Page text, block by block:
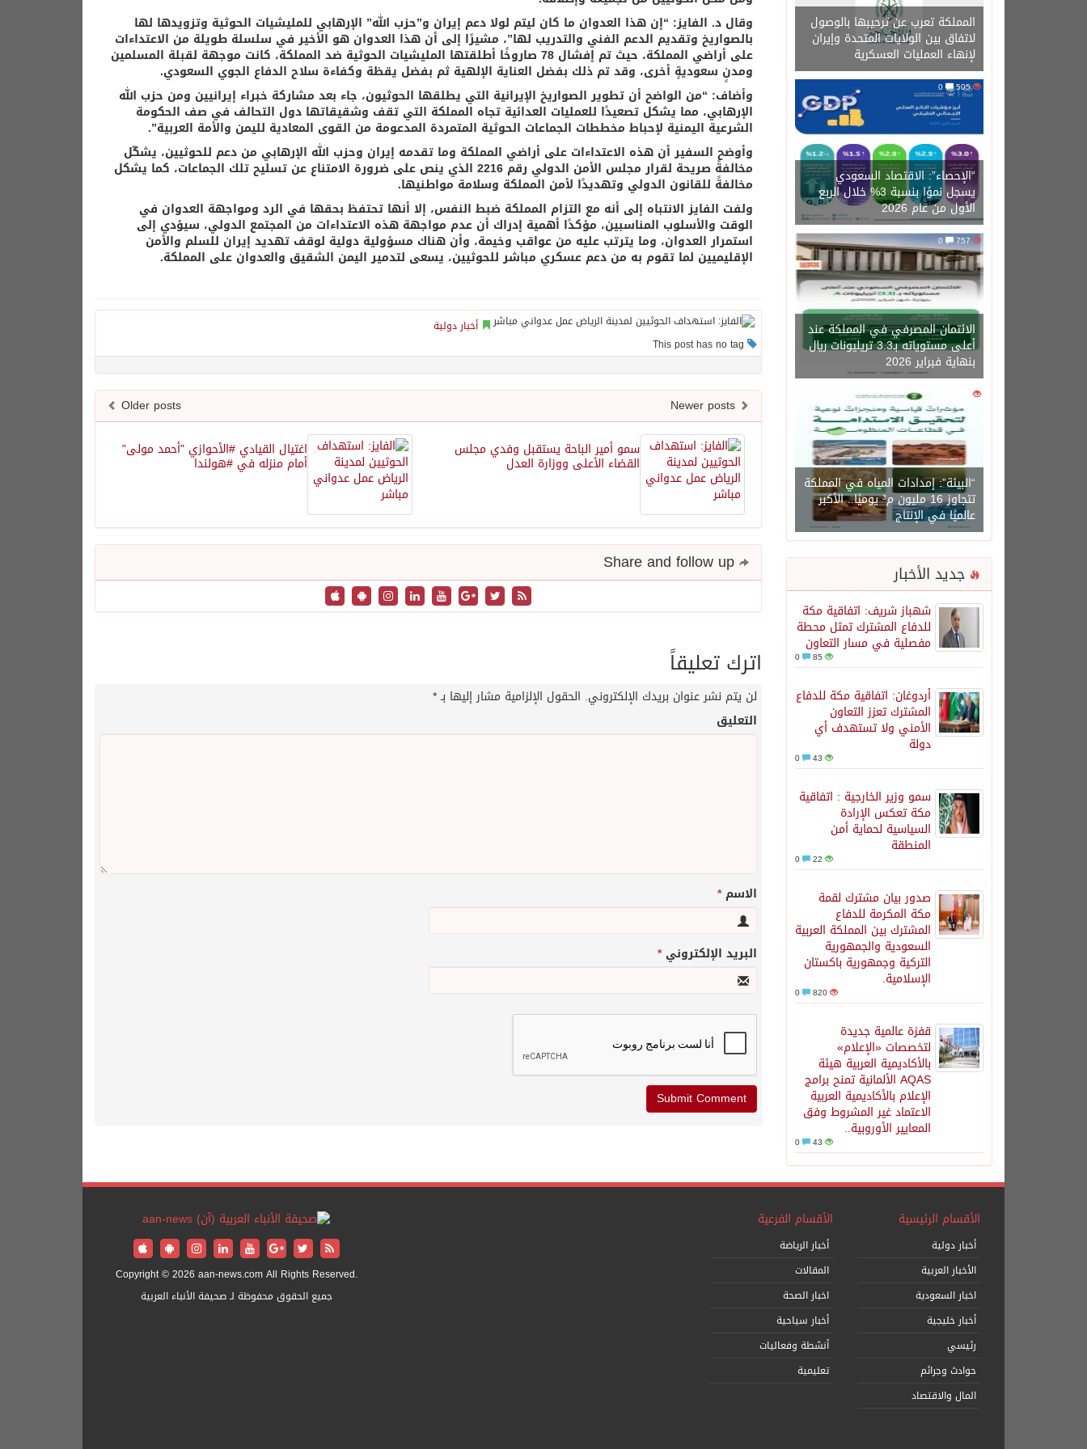
المملكة تعرب عن ترحيبها بالوصول
لاتفاق بين الولايات المتحدة وإيران
لإنهاء العمليات العسكرية
505
“الإحصاء”: الاقتصاد السعودي
يسجل نموًا بنسبة 3% خلال الربع
الأول من عام 2026
757
0
الائتمان المصرفي في المملكة عند
أعلى مستوياته بـ3.3 تريليونات ريال
بنهاية فبراير 2026
1471
“البيئة”: إمدادات المياه في المملكة
تتجاوز 16 مليون م³ يوميًا.. الأكبر
عالميًا في الإنتاج
جديد الأخبار
شهباز شريف: اتفاقية مكة
للدفاع المشترك تمثل محطة
مفصلية في مسار التعاون
85
أردوغان: اتفاقية مكة للدفاع
المشترك تعزز التعاون
الأمني ولا تستهدف أي
دولة
43
سمو وزير الخارجية : اتفاقية
مكة تعكس الإرادة
السياسية لحماية أمن
المنطقة
22
صدور بيان مشترك لقمة
مكة المكرمة للدفاع
المشترك بين المملكة العربية
السعودية والجمهورية
التركية وجمهورية باكستان
الإسلامية.
820
قفزة عالمية جديدة
لتخصصات «الإعلام»
بالأكاديمية العربية هيئة
AQAS الألمانية تمنح برامج
الإعلام بالأكاديمية العربية
الاعتماد غير المشروط وفق
المعايير الأوروبية..
43
وقال د. الفايز: “إن هذا العدوان ما كان ليتم لولا دعم إيران و”حزب الله” الإرهابي للمليشيات الحوثية وتزويدها لها
بالصواريخ وتقديم الدعم الفني والتدريب لها”، مشيرًا إلى أن هذا العدوان هو الأخير في سلسلة طويلة من الاعتداءات
على أراضي المملكة، حيث تم إفشال 78 صاروخًا أطلقتها المليشيات الحوثية ضد المملكة، كانت موجهة لقبلة المسلمين
ومدنٍ سعوديةٍ أخرى، وقد تم ذلك بفضل العناية الإلهية ثم بفضل يقظة وكفاءة سلاح الدفاع الجوي السعودي.
وأضاف: “من الواضح أن تطوير الصواريخ الإيرانية التي يطلقها الحوثيون، جاء بعد مشاركة خبراء إيرانيين ومن حزب الله
الإرهابي، مما يشكل تصعيدًا للعمليات العدائية تجاه المملكة التي تقف وشقيقاتها دول التحالف في صف الحكومة
الشرعية اليمنية لإحباط مخططات الجماعات الحوثية المتمردة المدعومة من القوى المعادية لليمن والأمة العربية”.
وأوضح السفير أن هذه الاعتداءات على أراضي المملكة وما تقدمه إيران وحزب الله الإرهابي من دعم للحوثيين، يشكّل
مخالفةً صريحة لقرار مجلس الأمن الدولي رقم 2216 الذي ينص على ضرورة الامتناع عن تسليح تلك الجماعات، كما يشكل
مخالفةً للقانون الدولي وتهديدًا لأمن المملكة وسلامة مواطنيها.
ولفت الفايز الانتباه إلى أنه مع التزام المملكة ضبط النفس، إلا أنها تحتفظ بحقها في الرد ومواجهة العدوان في
الوقت والأسلوب المناسبين، مؤكدًا أهمية إدراك أن عدم مواجهة هذه الاعتداءات من المجتمع الدولي، سيؤدي إلى
استمرار العدوان، وما يترتب عليه من عواقب وخيمة، وأن هناك مسؤولية دولية لوقف تهديد إيران للسلم والأمن
الإقليميين لما تقوم به من دعم عسكري مباشر للحوثيين، يسعى لتدمير اليمن الشقيق والعدوان على المملكة.
أخبار دولية
Older posts
اغتيال القيادي #الأحوازي "أحمد مولى"
أمام منزله في #هولندا
سمو أمير الباحة يستقبل وفدي مجلس
القضاء الأعلى ووزارة العدل
اترك تعليقاً
لن يتم نشر عنوان بريدك الإلكتروني. الحقول الإلزامية مشار إليها بـ*
التعليق
الاسم*
البريد الإلكتروني*
الأقسام الرئيسية
أخبار دولية
الأخبار العربية
اخبار السعودية
أخبار خليجية
رئيسي
حوادث وجرائم
المال والاقتصاد
الأقسام الفرعية
أخبار الرياضة
المقالات
اخبار الصحة
أخبار سياحية
أنشطة وفعاليات
تعليمية
Copyright © 2026 aan-news.com All Rights Reserved.
جميع الحقوق محفوظة لـ صحيفة الأنباء العربية